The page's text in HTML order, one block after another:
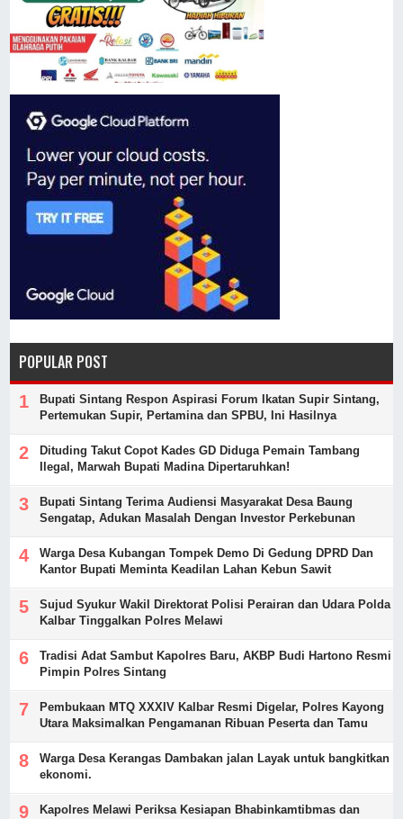
POPULAR POST
Bupati Sintang Respon Aspirasi Forum Ikatan Supir Sintang,
Pertemukan Supir, Pertamina dan SPBU, Ini Hasilnya
Dituding Takut Copot Kades GD Diduga Pemain Tambang
Ilegal, Marwah Bupati Madina Dipertaruhkan!
Bupati Sintang Terima Audiensi Masyarakat Desa Baung
Sengatap, Adukan Masalah Dengan Investor Perkebunan
Warga Desa Kubangan Tompek Demo Di Gedung DPRD Dan
Kantor Bupati Meminta Keadilan Lahan Kebun Sawit
Sujud Syukur Wakil Direktorat Polisi Perairan dan Udara Polda
Kalbar Tinggalkan Polres Melawi
Tradisi Adat Sambut Kapolres Baru, AKBP Budi Hartono Resmi
Pimpin Polres Sintang
Pembukaan MTQ XXXIV Kalbar Resmi Digelar, Polres Kayong
Utara Maksimalkan Pengamanan Ribuan Peserta dan Tamu
Warga Desa Kerangas Dambakan jalan Layak untuk bangkitkan
ekonomi.
Kapolres Melawi Periksa Kesiapan Bhabinkamtibmas dan